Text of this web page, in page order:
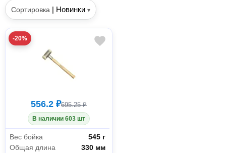
Сортировка | Новинки ▾
-20%
556.2 ₽695.25 ₽
В наличии 603 шт
Вес бойка
545 г
Общая длина
330 мм